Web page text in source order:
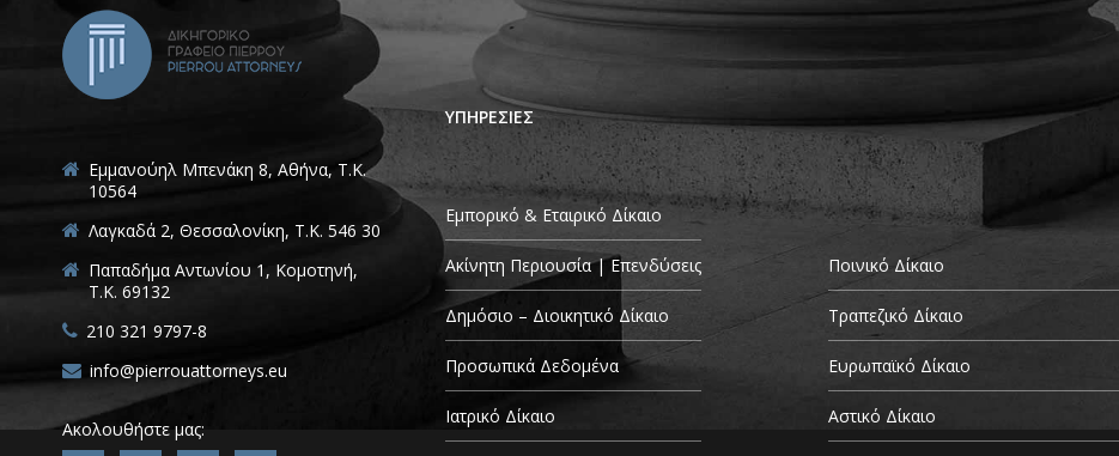
Εμμανούηλ Μπενάκη 8, Αθήνα, Τ.Κ.
10564
Λαγκαδά 2, Θεσσαλονίκη, T.K. 546 30
Παπαδήμα Αντωνίου 1, Κομοτηνή,
T.K. 69132
210 321 9797-8
info@pierrouattorneys.eu
Ακολουθήστε μας:
ΥΠΗΡΕΣΙΕΣ
Εμπορικό & Εταιρικό Δίκαιο
Ακίνητη Περιουσία | Επενδύσεις
Δημόσιο – Διοικητικό Δίκαιο
Προσωπικά Δεδομένα
Ιατρικό Δίκαιο
Ποινικό Δίκαιο
Τραπεζικό Δίκαιο
Ευρωπαϊκό Δίκαιο
Αστικό Δίκαιο